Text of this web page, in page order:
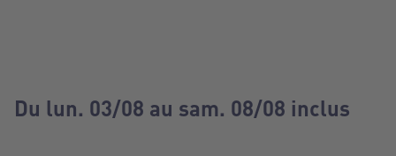
Du lun. 03/08 au sam. 08/08 inclus